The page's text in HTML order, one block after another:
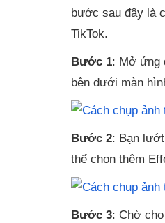
bước sau đây là
TikTok.
Bước 1: Mở ứng
bên dưới màn
Bước 2: Bạn
thể chọn thêm
Bước 3: Chờ